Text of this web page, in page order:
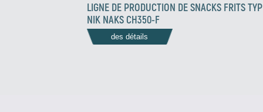
LIGNE DE PRODUCTION DE SNACKS FRITS
NIK NAKS CH350-F
des détails